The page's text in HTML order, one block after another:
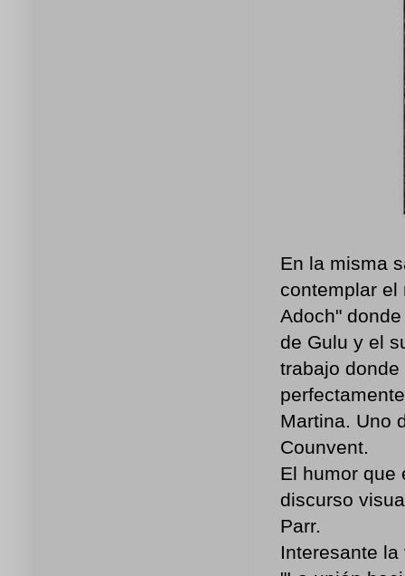
En la misma
contemplar
Adoch"
de Gulu y el
trabajo
Martina. Uno
Counvent.
El humor
discurso
Parr.
Interesante